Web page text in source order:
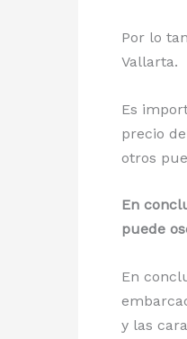
Por lo
Vallarta.
Es
precio
otros
En
puede
En
y las